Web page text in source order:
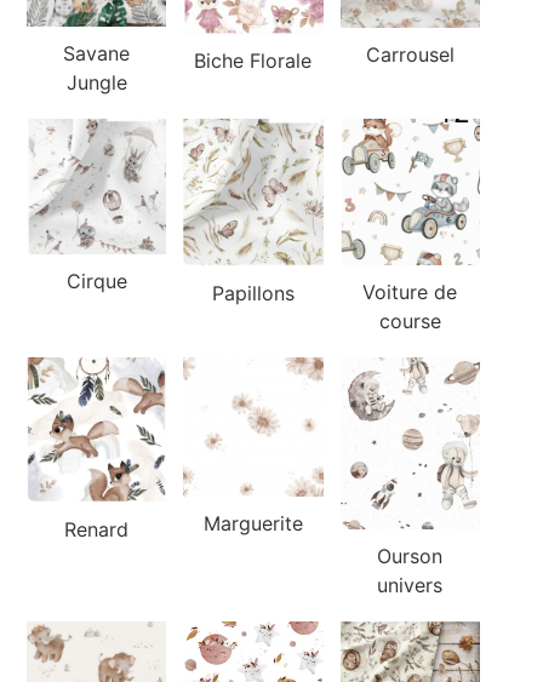
Savane
Jungle
Biche Florale Carrousel
Cirque
Papillons
Voiture de
course
Renard
Marguerite
Ourson
univers